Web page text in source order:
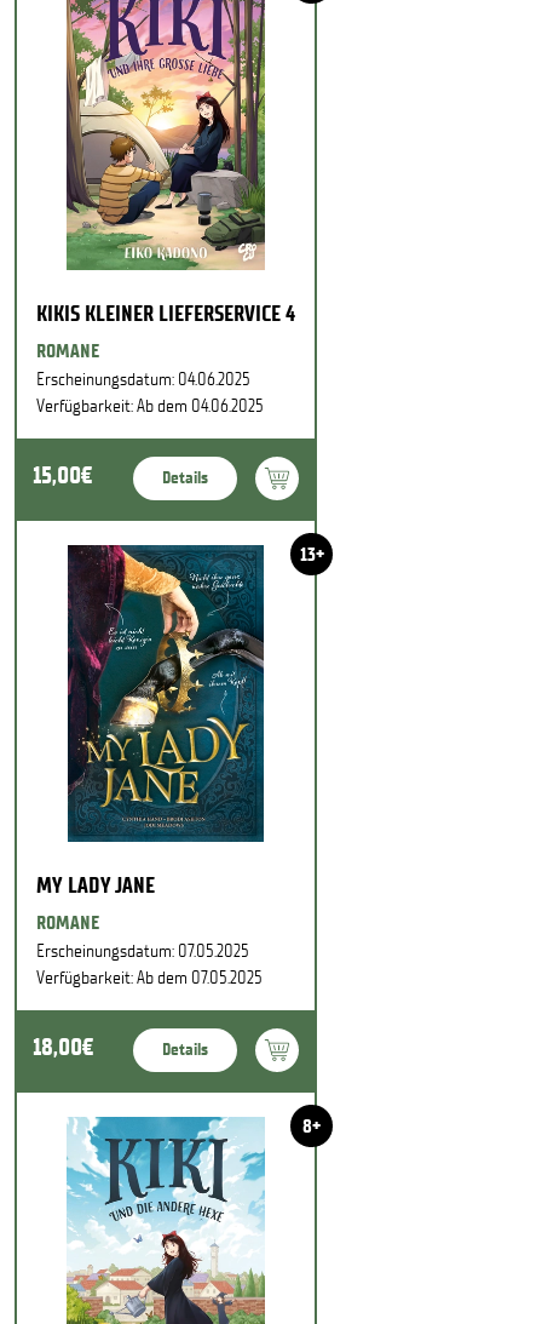
KIKIS KLEINER LIEFERSERVICE 4
ROMANE
Erscheinungsdatum: 04.06.2025
Verfügbarkeit: Ab dem 04.06.2025
15,00€ Details
13+
MY LADY JANE
ROMANE
Erscheinungsdatum: 07.05.2025
Verfügbarkeit: Ab dem 07.05.2025
18,00€ Details
8+